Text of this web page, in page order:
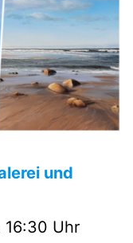
und
16:30 Uhr